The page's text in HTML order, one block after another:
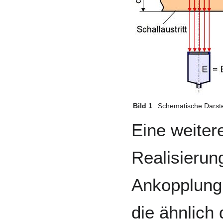
Bild 1: Schematische
Eine
die ähnlich